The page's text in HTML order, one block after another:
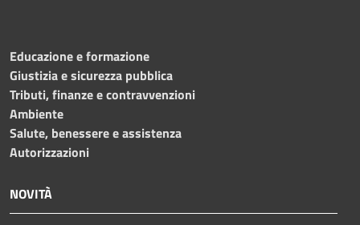
Educazione e formazione
Giustizia e sicurezza pubblica
Tributi, finanze e contravvenzioni
Ambiente
Salute, benessere e assistenza
Autorizzazioni
NOVITÀ